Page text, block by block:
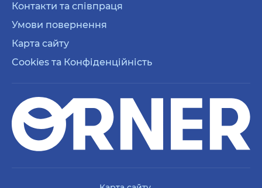
Контакти та співпраця
Умови повернення
Карта сайту
Cookies та Конфіденційність